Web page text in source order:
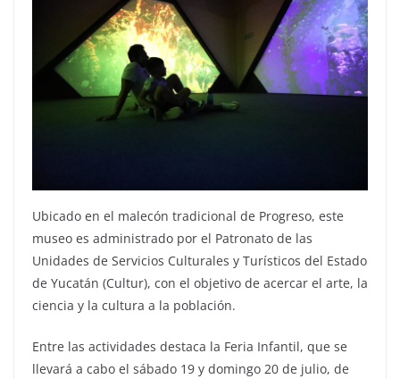
Ubicado en el malecón tradicional de Progreso, este
museo es administrado por el Patronato de las
Unidades de Servicios Culturales y Turísticos del Estado
de Yucatán (Cultur), con el objetivo de acercar el arte, la
ciencia y la cultura a la población.
Entre las actividades destaca la Feria Infantil, que se
llevará a cabo el sábado 19 y domingo 20 de julio, de